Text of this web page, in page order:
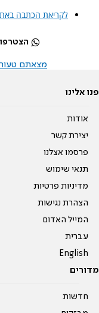
לקריאת הכתבה
מצאתם טעות
פנו אלינו
אודות
יצירת קשר
פרסמו אצלנו
תנאי שימוש
מדיניות פרטיות
הצהרת נגישות
המייל האדום
עברית
English
מדורים
חדשות